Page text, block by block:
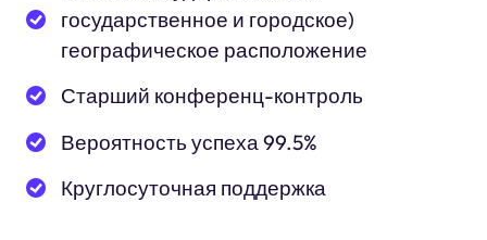
государственное и городское)
географическое расположение
Старший конференц-контроль
Вероятность успеха 99.5%
Круглосуточная поддержка